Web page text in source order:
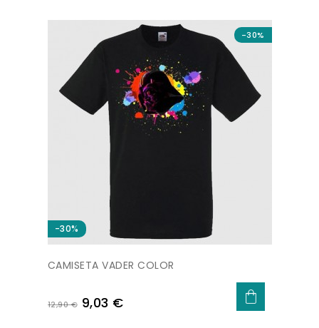
-30%
-30%
CAMISETA VADER COLOR
Precio
12,90 € Precio
9,03 €